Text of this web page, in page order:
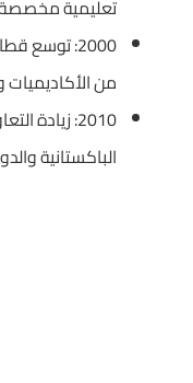
تعليمية مخصصة
2000: توسع
من
2010:
الباكستانية